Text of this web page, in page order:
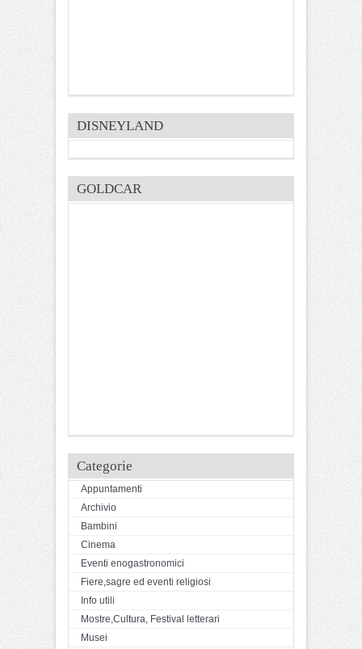
DISNEYLAND
GOLDCAR
Categorie
Appuntamenti
Archivio
Bambini
Cinema
Eventi enogastronomici
Fiere,sagre ed eventi religiosi
Info utili
Mostre,Cultura, Festival letterari
Musei